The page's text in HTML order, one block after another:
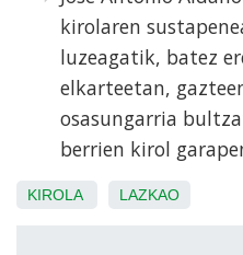
kirolaren
luzeagatik, batez
elkarteetan,
osasungarria
berrien kirol
KIROLA LAZKAO